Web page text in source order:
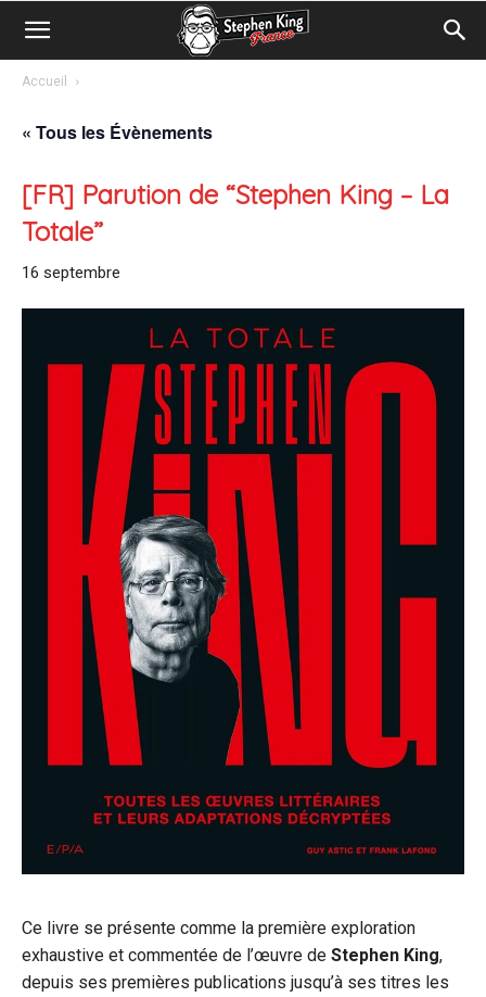
Accueil
« Tous les Évènements
[FR] Parution de “Stephen King – La
Totale”
16 septembre
Ce livre se présente comme la première exploration
exhaustive et commentée de l’œuvre de Stephen King,
depuis ses premières publications jusqu’à ses titres les